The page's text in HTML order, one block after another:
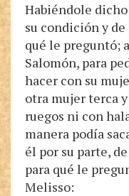
Habiéndole dicho
su condición y de
qué le preguntó;
Salomón, para
hacer con su
otra mujer terca
ruegos ni con
manera podía
él por su parte,
para qué le
Melisso: